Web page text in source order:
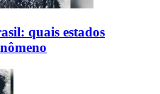
quais estados